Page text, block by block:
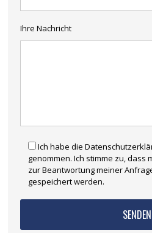
Ihre Nachricht
Ich habe die
genommen. Ich stimme zu, dass
zur Beantwortung meiner
gespeichert werden.